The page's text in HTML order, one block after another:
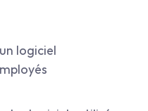
logiciel